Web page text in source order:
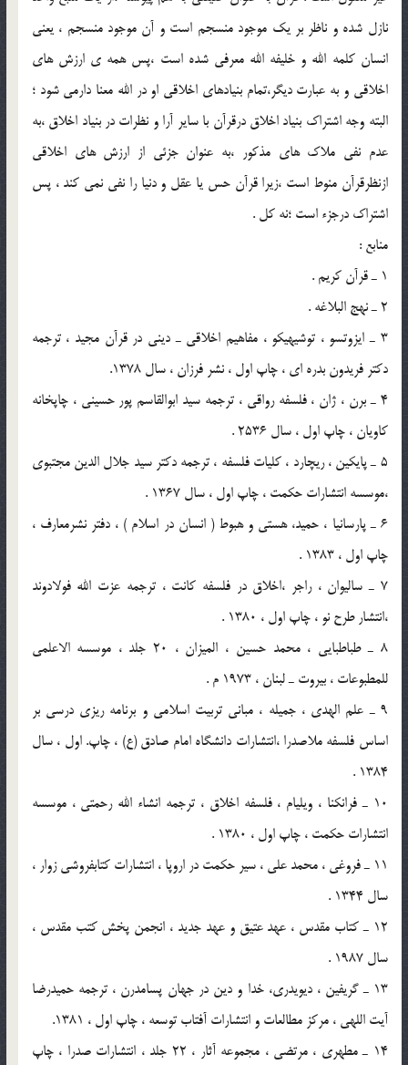
نازل شده و ناظر بر يک موجود منسجم است و آن موجود منسجم ، يعني
انسان کلمه الله و خليفه الله معرفي شده است ،پس همه ي ارزش هاي
اخلاقي و به عبارت ديگر،تمام بنيادهاي اخلاقي او در الله معنا دارمي شود ؛
البته وجه اشتراک بنياد اخلاق درقرآن با ساير آرا و نظرات در بنياد اخلاق ،به
عدم نفي ملاک هاي مذکور ،به عنوان جزئي از ارزش هاي اخلاقي
ازنظرقرآن منوط است ،زيرا قرآن حس يا عقل و دنيا را نفي نمي کند ، پس
اشتراک درجزء است ؛نه کل .
منابع :
1 ـ قرآن کريم .
2 ـ نهج البلاغه .
3 ـ ايزوتسو ، توشيهيکو ، مفاهيم اخلاقي ـ ديني در قرآن مجيد ، ترجمه
دکتر فريدون بدره اي ، چاپ اول ، نشر فرزان ، سال 1378.
4 ـ برن ، ژان ، فلسفه رواقي ، ترجمه سيد ابوالقاسم پور حسيني ، چاپخانه
کاويان ، چاپ اول ، سال 2536 .
5 ـ پايکين ، ريچارد ، کليات فلسفه ، ترجمه دکتر سيد جلال الدين مجتبوي
،موسسه انتشارات حکمت ، چاپ اول ، سال 1367 .
6 ـ پارسانيا ، حميد، هستي و هبوط ( انسان در اسلام ) ، دفتر نشرمعارف ،
چاپ اول ، 1383 .
7 ـ ساليوان ، راجر ،اخلاق در فلسفه کانت ، ترجمه عزت الله فولادوند
،انتشار طرح نو ، چاپ اول ، 1380 .
8 ـ طباطبايي ، محمد حسين ، الميزان ، 20 جلد ، موسسه الاعلمي
للمطبوعات ، بيروت ـ لبنان ، 1973 م .
9 ـ علم الهدي ، جميله ، مباني تربيت اسلامي و برنامه ريزي درسي بر
اساس فلسفه ملاصدرا ،انتشارات دانشگاه امام صادق (ع) ، چاپ. اول ، سال
1384 .
10 ـ فرانکنا ، ويليام ، فلسفه اخلاق ، ترجمه انشاء الله رحمتي ، موسسه
انتشارات حکمت ، چاپ اول ، 1380 .
11 ـ فروغي ، محمد علي ، سير حکمت در اروپا ، انتشارات کتابفروشي زوار ،
سال 1344 .
12 ـ کتاب مقدس ، عهد عتيق و عهد جديد ، انجمن پخش کتب مقدس ،
سال 1987 .
13 ـ گريفين ، ديويدري، خدا و دين در جهان پسامدرن ، ترجمه حميدرضا
آيت اللهي ، مرکز مطالعات و انتشارات آفتاب توسعه ، چاپ اول ، 1381.
14 ـ مطهري ، مرتضي ، مجموعه آثار ، 22 جلد ، انتشارات صدرا ، چاپ